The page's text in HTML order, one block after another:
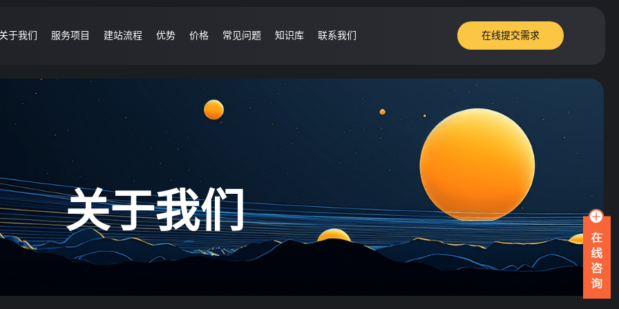
于我们 服务项目 建站流程 优势 价格 常见问题 知识库 联系我们 在线提交需求
关于我们